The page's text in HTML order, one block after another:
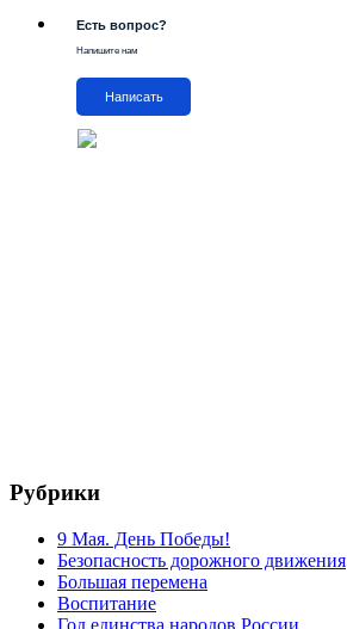
Есть вопрос?
Напишите нам
Написать
Рубрики
9 Мая. День Победы!
Безопасность дорожного движения
Большая перемена
Воспитание
Год единства народов России